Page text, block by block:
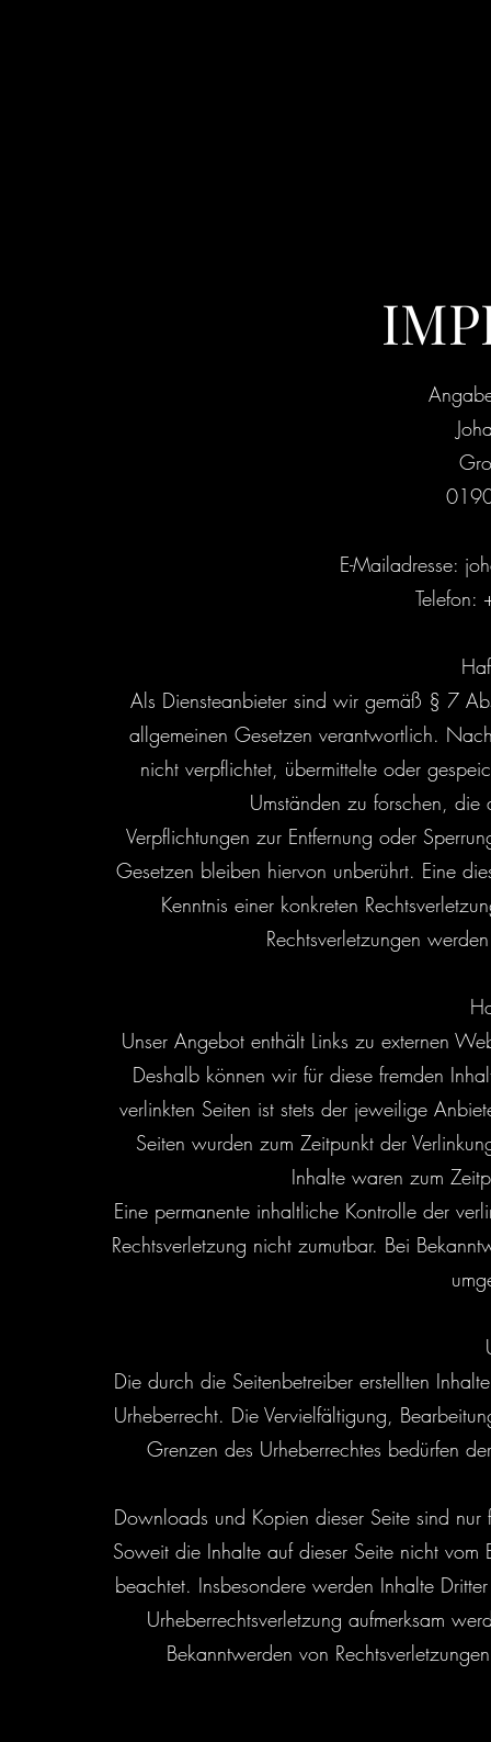
E-Mailadresse:
Als Diensteanbieter sind wir gemäß § 7
allgemeinen Gesetzen verantwortlich.
nicht verpflichtet, übermittelte oder
Umständen zu forschen, die
Verpflichtungen zur Entfernung oder
Gesetzen bleiben hiervon unberührt. Eine
Kenntnis einer konkreten
Rechtsverletzungen
Unser Angebot enthält Links zu externen
Deshalb können wir für diese fremden
verlinkten Seiten ist stets der jeweilige
Seiten wurden zum Zeitpunkt der
Inhalte waren zum
Eine permanente inhaltliche Kontrolle der
Rechtsverletzung nicht zumutbar. Bei
Die durch die Seitenbetreiber erstellten
Urheberrecht. Die Vervielfältigung,
Grenzen des Urheberrechtes bedürfen
Downloads und Kopien dieser Seite sind
Soweit die Inhalte auf dieser Seite nicht vom
beachtet. Insbesondere werden Inhalte
Urheberrechtsverletzung aufmerksam
Bekanntwerden von